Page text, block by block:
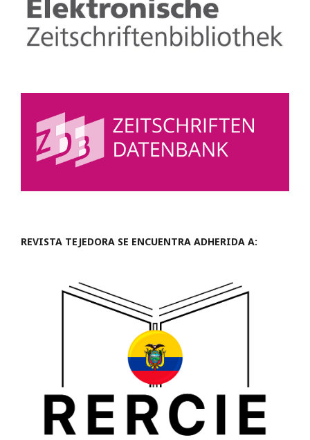
REVISTA TEJEDORA SE ENCUENTRA ADHERIDA A: